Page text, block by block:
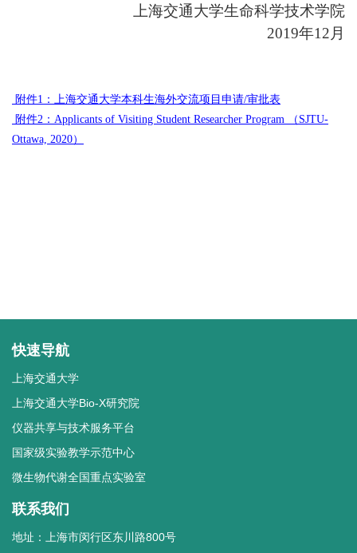
上海交通大学生命科学技术学院
2019年12月
附件1：上海交通大学本科生海外交流项目申请/审批表
附件2：Applicants of Visiting Student Researcher Program （SJTU-
Ottawa, 2020）
快速导航
上海交通大学
上海交通大学Bio-X研究院
仪器共享与技术服务平台
国家级实验教学示范中心
微生物代谢全国重点实验室
联系我们
地址：上海市闵行区东川路800号